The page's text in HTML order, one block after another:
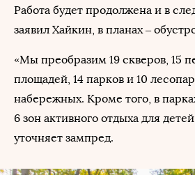
Работа будет продолжена и в
заявил Хайкин, в планах –
«Мы преобразим 19 скверов, 15
площадей, 14 парков и 10
набережных. Кроме того, в
6 зон активного отдыха для
уточняет зампред.